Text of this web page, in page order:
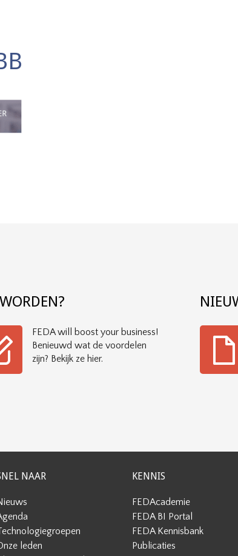
FEDA will boost your business!
Benieuwd wat de voordelen
zijn? Bekijk ze hier.
NAAR
leden
KENNIS
FEDAcademie
FEDA BI Portal
FEDA Kennisbank
Publicaties